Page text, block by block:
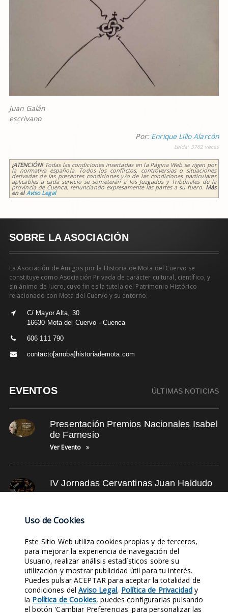
Juan Galán
escrivano
Por: Enrique Lillo Alarcón
Leída: 3762 veces
¡ATENCIÓN!Todas las condiciones insertadas en la Página Web se rigen por
la normativa española. Todos los conflictos, controversias o situaciones
derivadas de las presentes condiciones y/o de las condiciones particulares
aplicables a cada servicio se someterán a los Juzgados y Tribunales de la
provincia de Cuenca, renunciando expresamente las partes a su fuero. Más
en elAviso Legal
SOBRE LA ASOCIACIÓN
La Asociación de Amigos por la Historia de Mota del Cuervo se
constituye como Asociación Privada de carácter cultural, científico, y
sin ánimo de lucro, cuyo fin es la tutela del Patrimonio Histórico
relacionado con Mota del Cuervo y su entorno.
C/ Mayor Alta, 30
16630 Mota del Cuervo - Cuenca
606 111 790
contacto[arroba]historiademota.com
EVENTOS ÚLTIMAS NOTICIAS
Presentación Premios Nacionales Isabel
de Farnesio
Ver Evento
IV Jornadas Cervantinas Juan Haldudo
RETRATOS ANTIGUOS SIGLO XX LINKEDIN ASOCIACIÓN
FOTOS DE TRADICIONES EVENTOS SUSCRÍBETE TUNEL DEL TIEMPO
COLABORACIÓN TIENDA ONLINE
Uso de Cookies
Este Sitio Web utiliza cookies propias y de terceros,
para mejorar la experiencia de navegación del
Usuario, realizar análisis estadísticos sobre su
utilización y mostrar publicidad útil para tu interés.
Puedes pulsar ACEPTAR para aceptar la totalidad de
condiciones delAviso Legal, Política de Privacidad y
la Política de Cookies, puedes configurarlas pulsando
el botón 'Cambiar Preferencias' para personalizar las